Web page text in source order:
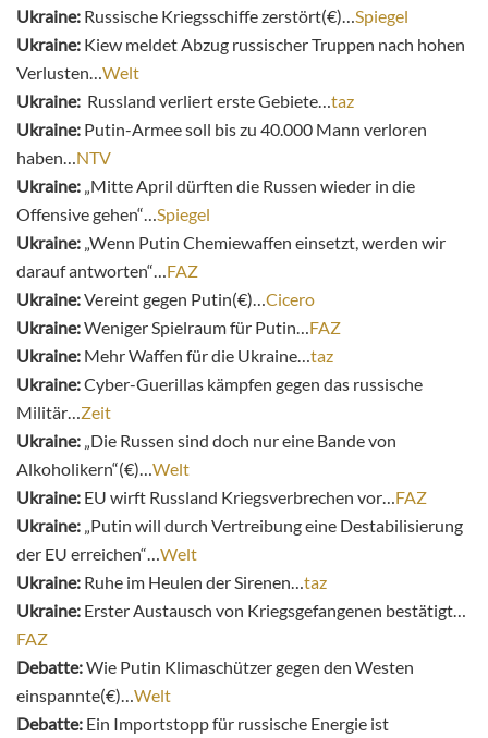
Ukraine: Russische Kriegsschiffe zerstört(€)…Spiegel
Ukraine: Kiew meldet Abzug russischer Truppen nach hohen
Verlusten…Welt
Ukraine: Russland verliert erste Gebiete…taz
Ukraine: Putin-Armee soll bis zu 40.000 Mann verloren
haben…NTV
Ukraine: „Mitte April dürften die Russen wieder in die
Offensive gehen“…Spiegel
Ukraine: „Wenn Putin Chemiewaffen einsetzt, werden wir
darauf antworten“…FAZ
Ukraine:Vereint gegen Putin(€)…Cicero
Ukraine:Weniger Spielraum für Putin…FAZ
Ukraine: Mehr Waffen für die Ukraine…taz
Ukraine:Cyber-Guerillas kämpfen gegen das russische
Militär…Zeit
Ukraine: „Die Russen sind doch nur eine Bande von
Alkoholikern“(€)…Welt
Ukraine: EU wirft Russland Kriegsverbrechen vor…FAZ
Ukraine: „Putin will durch Vertreibung eine Destabilisierung
der EU erreichen“…Welt
Ukraine: Ruhe im Heulen der Sirenen…taz
Ukraine: Erster Austausch von Kriegsgefangenen bestätigt…
FAZ
Debatte:Wie Putin Klimaschützer gegen den Westen
einspannte(€)…Welt
Debatte: Ein Importstopp für russische Energie ist